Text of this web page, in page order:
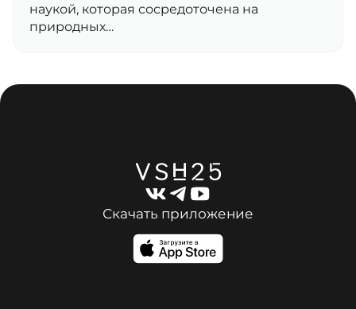
наукой, которая сосредоточена на
природных…
Скачать приложение